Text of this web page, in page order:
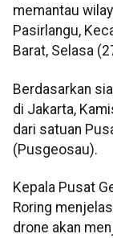
memantau
Pasirlangu,
Barat, Selasa
Berdasarkan
di Jakarta,
dari satuan
(Pusgeosau).
Kepala Pusat
Roring
drone akan